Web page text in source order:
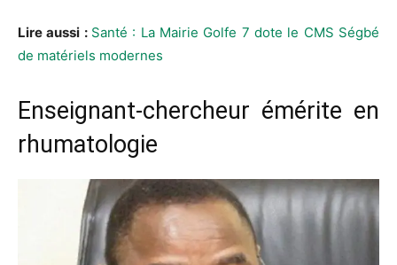
Lire aussi : Santé : La Mairie Golfe 7 dote le CMS Ségbé
de matériels modernes
Enseignant-chercheur émérite en
rhumatologie